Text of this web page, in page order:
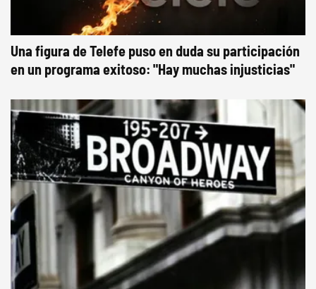
Una figura de Telefe puso en duda su participación
en un programa exitoso: "Hay muchas injusticias"